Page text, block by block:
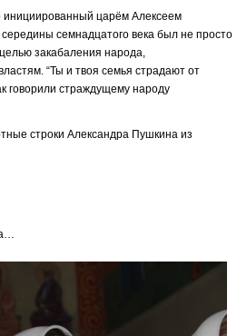
инициированный царём Алексеем
семнадцатого века был не просто
закабаления народа,
“Ты и твоя семья страдают от
говорили страждущему народу
строки Александра Пушкина из